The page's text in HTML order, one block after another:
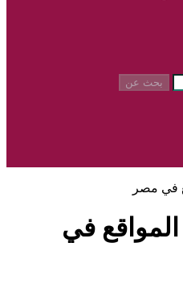
بحث عن
في مصر
في